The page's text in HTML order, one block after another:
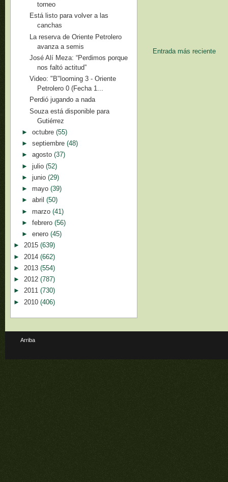
Entrada más reciente
torneo
Está listo para volver a las
canchas
La reserva de Oriente Petrolero
avanza a semis
José Alí Meza: “Perdimos porque
nos faltó actitud”
Video: "B"looming 3 - Oriente
Petrolero 0 (Fecha 1...
Perdió jugando a nada
Souza está disponible para
Gutiérrez
► octubre (55)
► septiembre (48)
► agosto (37)
► julio (52)
► junio (29)
► mayo (39)
► abril (50)
► marzo (41)
► febrero (56)
► enero (45)
► 2015 (639)
► 2014 (662)
► 2013 (554)
► 2012 (787)
► 2011 (730)
► 2010 (406)
Arriba